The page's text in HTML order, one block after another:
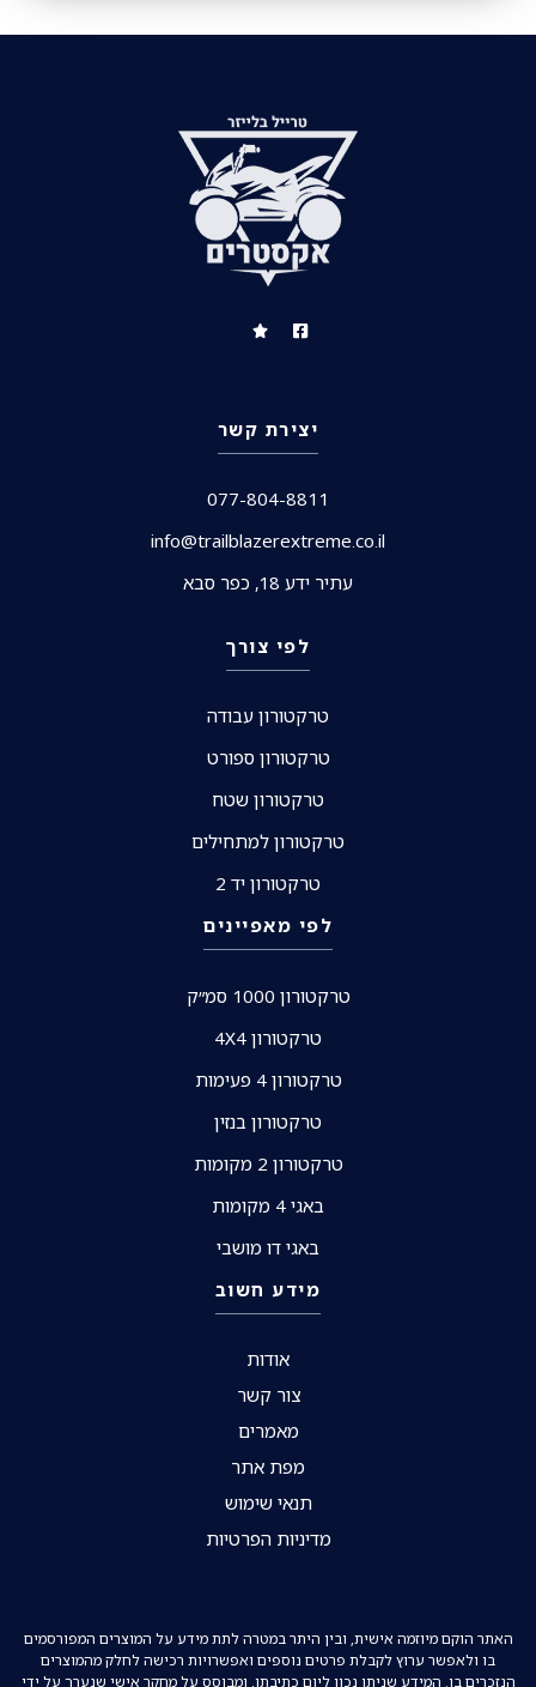
יצירת קשר
077-804-8811
info@trailblazerextreme.co.il
עתיר ידע 18, כפר סבא
לפי צורך
טרקטורון עבודה
טרקטורון ספורט
טרקטורון שטח
טרקטורון למתחילים
טרקטורון יד 2
לפי מאפיינים
טרקטורון 1000 סמ״ק
טרקטורון 4X4
טרקטורון 4 פעימות
טרקטורון בנזין
טרקטורון 2 מקומות
באגי 4 מקומות
באגי דו מושבי
מידע חשוב
אודות
צור קשר
מאמרים
מפת אתר
תנאי שימוש
מדיניות הפרטיות
האתר הוקם מיוזמה אישית, ובין היתר במטרה לתת מידע על המוצרים המפורסמים
בו ולאפשר ערוץ לקבלת פרטים נוספים ואפשרויות רכישה לחלק מהמוצרים
הנזכרים בו. המידע שניתן נכון ליום כתיבתו, ומבוסס על מחקר אישי שנערך על ידי